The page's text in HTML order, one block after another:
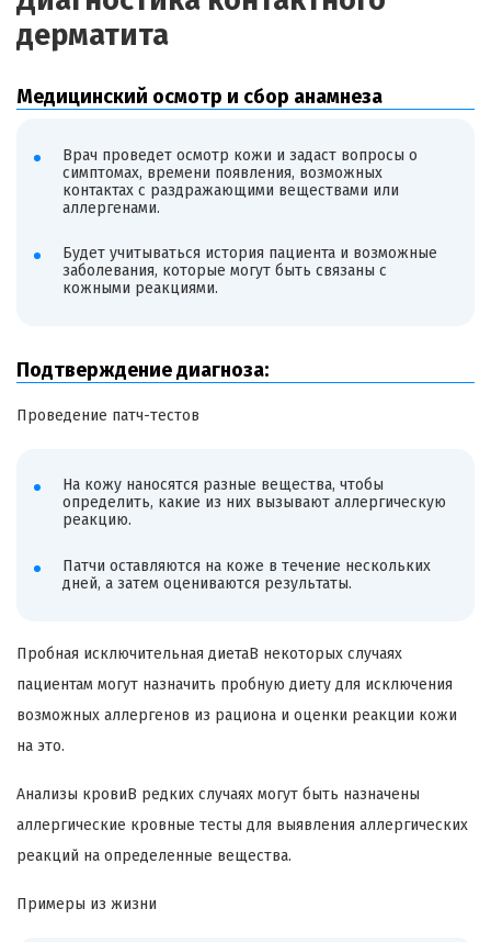
дерматита
Медицинский осмотр и сбор анамнеза
Врач проведет осмотр кожи и задаст вопросы о
симптомах, времени появления, возможных
контактах с раздражающими веществами или
аллергенами.
Будет учитываться история пациента и возможные
заболевания, которые могут быть связаны с
кожными реакциями.
Подтверждение диагноза:
Проведение патч-тестов
На кожу наносятся разные вещества, чтобы
определить, какие из них вызывают аллергическую
реакцию.
Патчи оставляются на коже в течение нескольких
дней, а затем оцениваются результаты.
Пробная исключительная диетаВ некоторых случаях
пациентам могут назначить пробную диету для исключения
возможных аллергенов из рациона и оценки реакции кожи
на это.
Анализы кровиВ редких случаях могут быть назначены
аллергические кровные тесты для выявления аллергических
реакций на определенные вещества.
Примеры из жизни